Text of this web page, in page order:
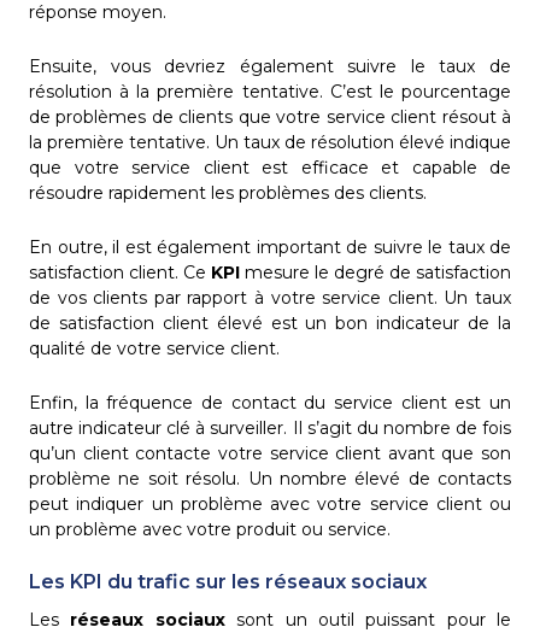
réponse moyen.
Ensuite, vous devriez également suivre le taux de
résolution à la première tentative. C’est le pourcentage
de problèmes de clients que votre service client résout à
la première tentative. Un taux de résolution élevé indique
que votre service client est efficace et capable de
résoudre rapidement les problèmes des clients.
En outre, il est également important de suivre le taux de
satisfaction client. Ce KPI mesure le degré de satisfaction
de vos clients par rapport à votre service client. Un taux
de satisfaction client élevé est un bon indicateur de la
qualité de votre service client.
Enfin, la fréquence de contact du service client est un
autre indicateur clé à surveiller. Il s’agit du nombre de fois
qu’un client contacte votre service client avant que son
problème ne soit résolu. Un nombre élevé de contacts
peut indiquer un problème avec votre service client ou
un problème avec votre produit ou service.
Les KPI du trafic sur les réseaux sociaux
Les réseaux sociauxsont un outil puissant pour le